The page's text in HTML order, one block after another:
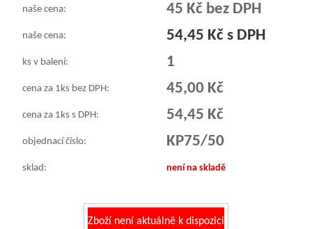
naše cena: 45 Kč bez DPH
naše cena: 54,45 Kč s DPH
ks v balení: 1
cena za 1ks bez DPH: 45,00 Kč
cena za 1ks s DPH: 54,45 Kč
objednací číslo: KP75/50
sklad: není na skladě
Zboží není aktuálně k dispozici